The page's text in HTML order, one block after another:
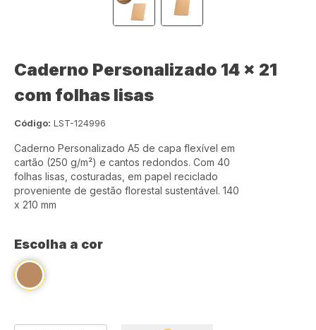
Caderno Personalizado 14 x 21
com folhas lisas
Código: LST-124996
Caderno Personalizado A5 de capa flexível em
cartão (250 g/m²) e cantos redondos. Com 40
folhas lisas, costuradas, em papel reciclado
proveniente de gestão florestal sustentável. 140
x 210 mm
Escolha a cor